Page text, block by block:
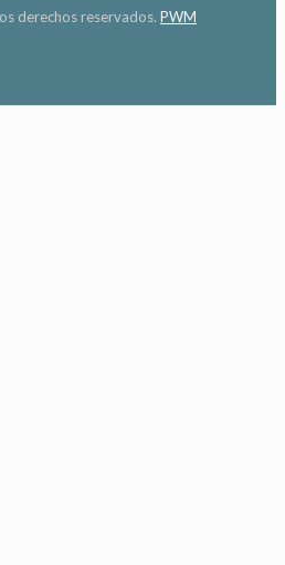
derechos reservados. PWM